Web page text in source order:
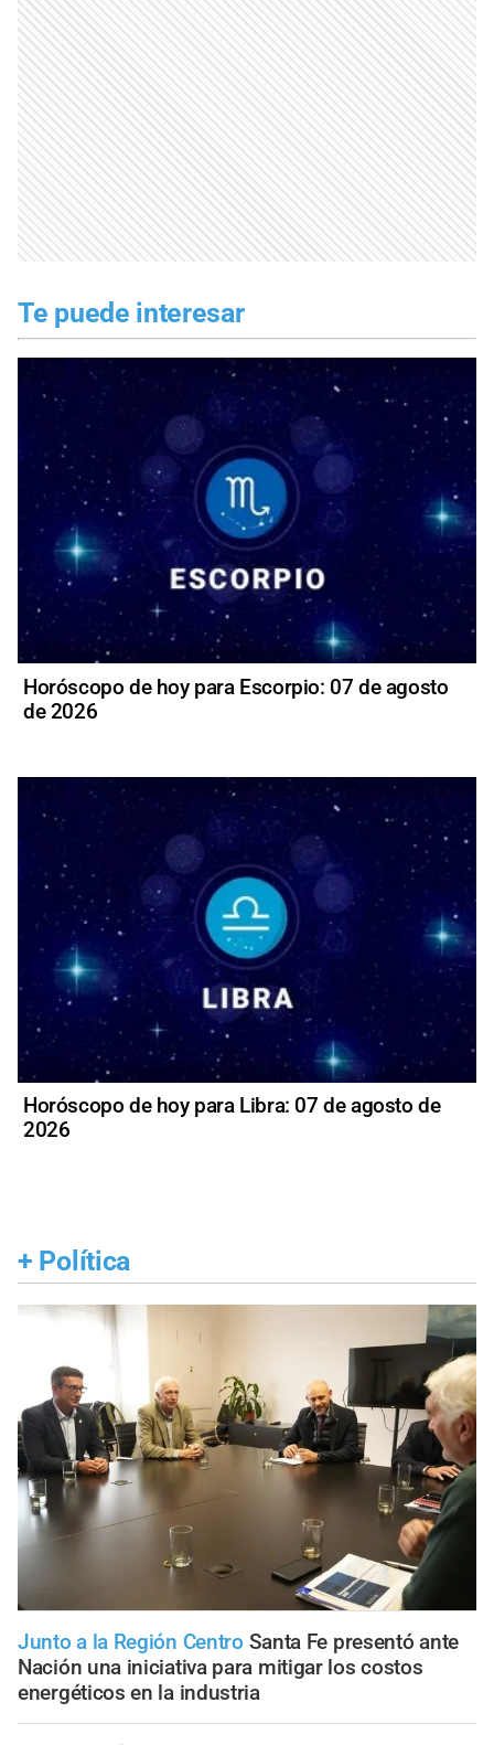
Te puede interesar
Horóscopo de hoy para Escorpio: 07 de agosto
de 2026
Horóscopo de hoy para Libra: 07 de agosto de
2026
+ Política
Junto a la Región Centro Santa Fe presentó ante
Nación una iniciativa para mitigar los costos
energéticos en la industria